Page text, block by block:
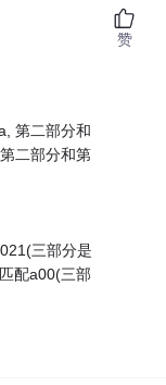
第二部分和
二部分和第
三部分是
配a00(三部
赞